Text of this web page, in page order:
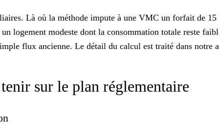
Là où la méthode impute à une VMC un forfait de
logement modeste dont la consommation totale reste
flux ancienne. Le détail du calcul est traité dans notre
sur le plan réglementaire